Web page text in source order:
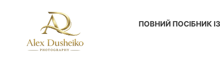
ПОВНИЙ ПОСІБНИК